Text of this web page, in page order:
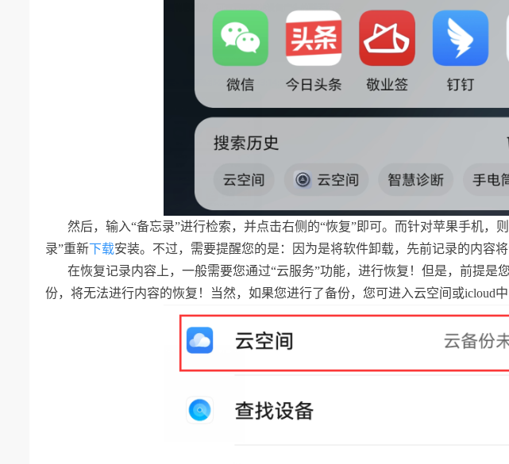
然后，输入“备忘录”进行检索，并点击右侧的“恢复”即可。而针对苹果手机，
录”重新下载安装。不过，需要提醒您的是：因为是将软件卸载，先前记录的内容将
在恢复记录内容上，一般需要您通过“云服务”功能，进行恢复！但是，前提是
份，将无法进行内容的恢复！当然，如果您进行了备份，您可进入云空间或icloud